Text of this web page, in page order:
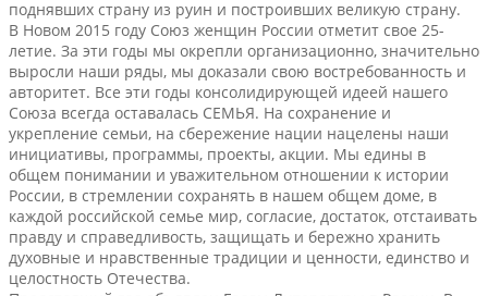
поднявших страну из руин и построивших великую страну.
В Новом 2015 году Союз женщин России отметит свое 25-
летие. За эти годы мы окрепли организационно, значительно
выросли наши ряды, мы доказали свою востребованность и
авторитет. Все эти годы консолидирующей идеей нашего
Союза всегда оставалась СЕМЬЯ. На сохранение и
укрепление семьи, на сбережение нации нацелены наши
инициативы, программы, проекты, акции. Мы едины в
общем понимании и уважительном отношении к истории
России, в стремлении сохранять в нашем общем доме, в
каждой российской семье мир, согласие, достаток, отстаивать
правду и справедливость, защищать и бережно хранить
духовные и нравственные традиции и ценности, единство и
целостность Отечества.